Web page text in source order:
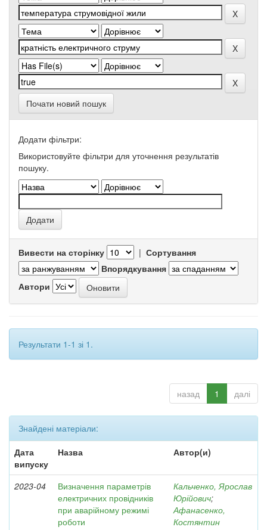
Почати новий пошук
Додати фільтри:
Використовуйте фільтри для уточнення результатів
пошуку.
Вивести на сторінку | Сортування
Впорядкування
Автори
Результати 1-1 зі 1.
назад 1 далі
Знайдені матеріали:
Дата
випуску
Назва Автор(и)
2023-04
Визначення параметрів
електричних провідників
при аварійному режимі
роботи
Кальченко, Ярослав
Юрійович;
Афанасенко,
Костянтин